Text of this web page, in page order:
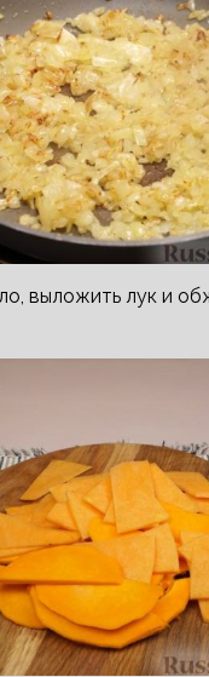
выложить лук и